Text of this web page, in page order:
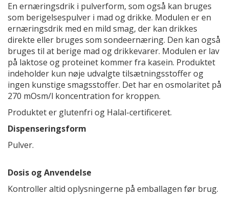
En ernæringsdrik i pulverform, som også kan bruges
som berigelsespulver i mad og drikke. Modulen er en
ernæringsdrik med en mild smag, der kan drikkes
direkte eller bruges som sondeernæring. Den kan også
bruges til at berige mad og drikkevarer. Modulen er lav
på laktose og proteinet kommer fra kasein. Produktet
indeholder kun nøje udvalgte tilsætningsstoffer og
ingen kunstige smagsstoffer. Det har en osmolaritet på
270 mOsm/l koncentration for kroppen.
Produktet er glutenfri og Halal-certificeret.
Dispenseringsform
Pulver.
Dosis og Anvendelse
Kontroller altid oplysningerne på emballagen før brug.